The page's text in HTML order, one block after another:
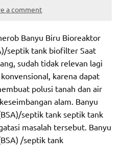
a comment
Banyu Biru Bioreaktor
septik tank biofilter Saat
sudah tidak relevan lagi
karena dapat
polusi tanah dan air
alam. Banyu
septik tank septik tank
masalah tersebut. Banyu
/septik tank